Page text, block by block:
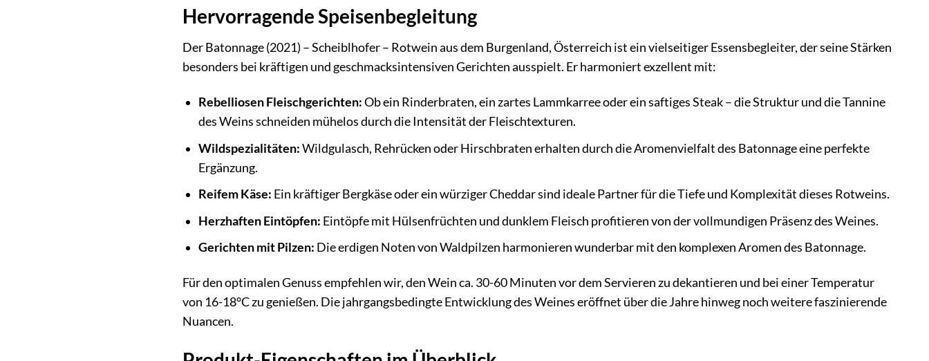
Hervorragende Speisenbegleitung
Der Batonnage (2021) – Scheiblhofer – Rotwein aus dem Burgenland, Österreich ist ein vielseitiger Essensbegleiter, der seine Stärken
besonders bei kräftigen und geschmacksintensiven Gerichten ausspielt. Er harmoniert exzellent mit:
Rebelliosen Fleischgerichten:Ob ein Rinderbraten, ein zartes Lammkarree oder ein saftiges Steak – die Struktur und die Tannine
des Weins schneiden mühelos durch die Intensität der Fleischtexturen.
Wildspezialitäten:Wildgulasch, Rehrücken oder Hirschbraten erhalten durch die Aromenvielfalt des Batonnage eine perfekte
Ergänzung.
Reifem Käse: Ein kräftiger Bergkäse oder ein würziger Cheddar sind ideale Partner für die Tiefe und Komplexität dieses Rotweins.
Herzhaften Eintöpfen: Eintöpfe mit Hülsenfrüchten und dunklem Fleisch profitieren von der vollmundigen Präsenz des Weines.
Gerichten mit Pilzen: Die erdigen Noten von Waldpilzen harmonieren wunderbar mit den komplexen Aromen des Batonnage.
Für den optimalen Genuss empfehlen wir, den Wein ca. 30-60 Minuten vor dem Servieren zu dekantieren und bei einer Temperatur
von 16-18°C zu genießen. Die jahrgangsbedingte Entwicklung des Weines eröffnet über die Jahre hinweg noch weitere faszinierende
Nuancen.